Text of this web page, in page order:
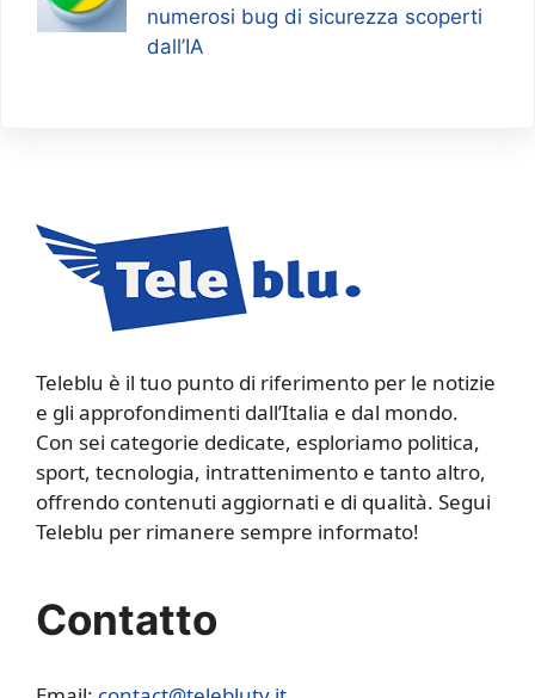
numerosi bug di sicurezza scoperti
dall’IA
Teleblu è il tuo punto di riferimento per le notizie
e gli approfondimenti dall’Italia e dal mondo.
Con sei categorie dedicate, esploriamo politica,
sport, tecnologia, intrattenimento e tanto altro,
offrendo contenuti aggiornati e di qualità. Segui
Teleblu per rimanere sempre informato!
Contatto